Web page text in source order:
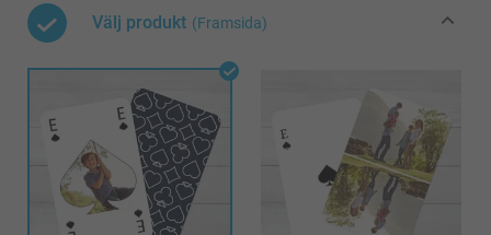
Välj produkt (Framsida)